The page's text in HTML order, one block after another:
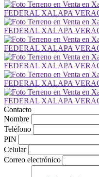
Contacto
Nombre
Teléfono
PIN
Celular
Correo electrónico